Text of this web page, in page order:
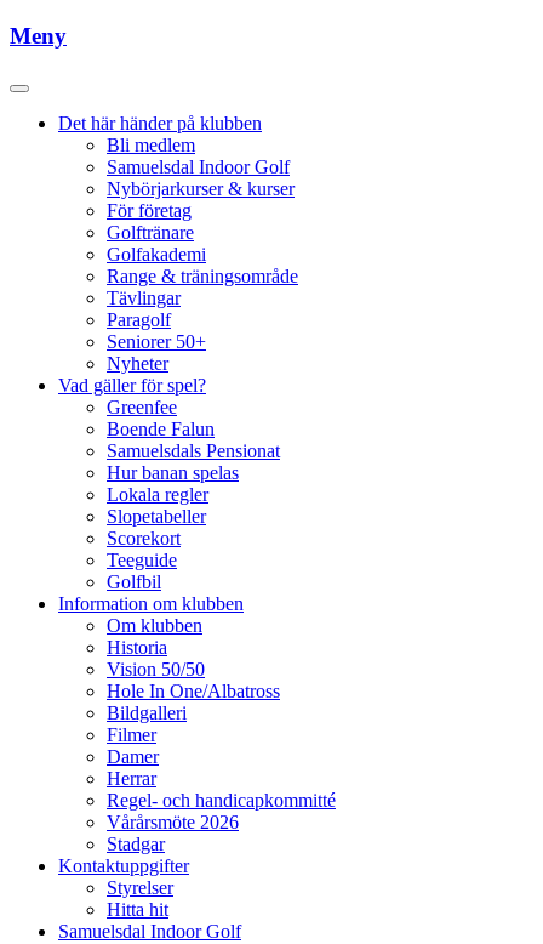
Meny
Det här händer på klubben
Bli medlem
Samuelsdal Indoor Golf
Nybörjarkurser & kurser
För företag
Golftränare
Golfakademi
Range & träningsområde
Tävlingar
Paragolf
Seniorer 50+
Nyheter
Vad gäller för spel?
Greenfee
Boende Falun
Samuelsdals Pensionat
Hur banan spelas
Lokala regler
Slopetabeller
Scorekort
Teeguide
Golfbil
Information om klubben
Om klubben
Historia
Vision 50/50
Hole In One/Albatross
Bildgalleri
Filmer
Damer
Herrar
Regel- och handicapkommitté
Vårårsmöte 2026
Stadgar
Kontaktuppgifter
Styrelser
Hitta hit
Samuelsdal Indoor Golf